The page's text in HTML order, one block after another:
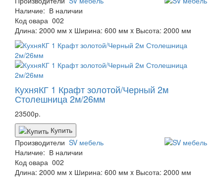
Наличие: В наличии
Код овара 002
Длина: 2000 мм x Ширина: 600 мм x Высота: 2000 мм
КухняКГ 1 Крафт золотой/Черный 2м
Столешница 2м/26мм
23500р.
Купить
Производители SV мебель
Наличие: В наличии
Код овара 002
Длина: 2000 мм x Ширина: 600 мм x Высота: 2000 мм